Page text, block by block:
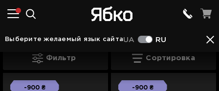
Выберите желаемый язык сайтаUA RU
Наушники Кременчуке Наушники Marshall
Наушники Marshall Кременчуке
Фильтр Сортировка
-900 ₴ -900 ₴